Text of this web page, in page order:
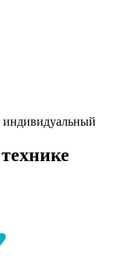
индивидуальный